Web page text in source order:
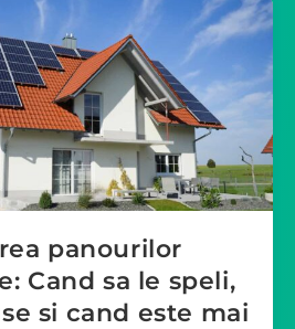
panourilor
Cand sa le speli,
si cand este mai